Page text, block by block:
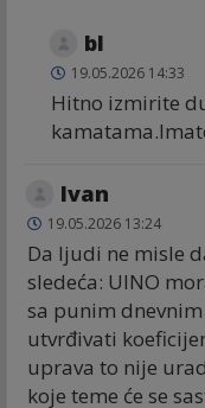
bl
19.05.2026 14:33
Hitno izmirite
Ivan
19.05.2026 13:24
Da ljudi ne misle
sledeća: UINO
sa punim
utvrđivati
uprava to nije
koje teme će se